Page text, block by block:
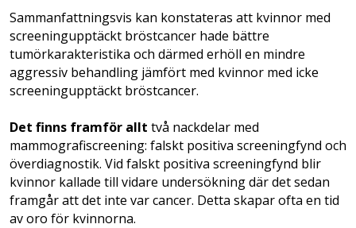
Sammanfattningsvis kan konstateras att kvinnor med
screeningupptäckt bröstcancer hade bättre
tumörkarakteristika och därmed erhöll en mindre
aggressiv behandling jämfört med kvinnor med icke
screeningupptäckt bröstcancer.
Det finns framför allt två nackdelar med
mammografiscreening: falskt positiva screening­fynd och
överdiagnostik. Vid falskt positiva screeningfynd blir
kvinnor kallade till vidare undersökning där det sedan
framgår att det inte var cancer. Detta skapar ofta en tid
av oro för kvinnorna.